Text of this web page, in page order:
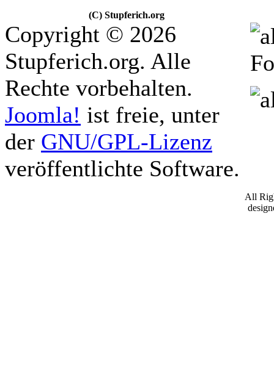
(C) Stupferich.org
Copyright © 2026
Stupferich.org. Alle
Rechte vorbehalten.
Joomla! ist freie, unter
der GNU/GPL-Lizenz
veröffentlichte Software.
All